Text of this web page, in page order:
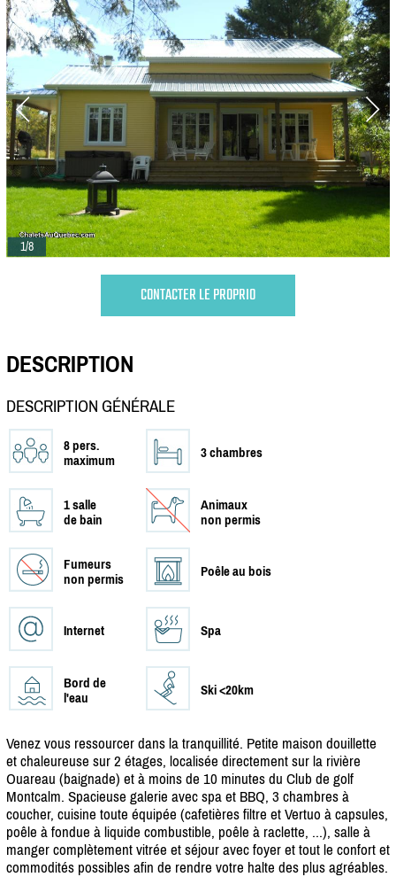
1/8
CONTACTER LE PROPRIO
DESCRIPTION
DESCRIPTION GÉNÉRALE
8 pers.
maximum
3 chambres
1 salle
de bain
Animaux
non permis
Fumeurs
non permis
Poêle au bois
Internet Spa
Bord de
l'eau
Ski <20km
Venez vous ressourcer dans la tranquillité. Petite maison douillette
et chaleureuse sur 2 étages, localisée directement sur la rivière
Ouareau (baignade) et à moins de 10 minutes du Club de golf
Montcalm. Spacieuse galerie avec spa et BBQ, 3 chambres à
coucher, cuisine toute équipée (cafetières filtre et Vertuo à capsules,
poêle à fondue à liquide combustible, poêle à raclette, ...), salle à
manger complètement vitrée et séjour avec foyer et tout le confort et
commodités possibles afin de rendre votre halte des plus agréables.